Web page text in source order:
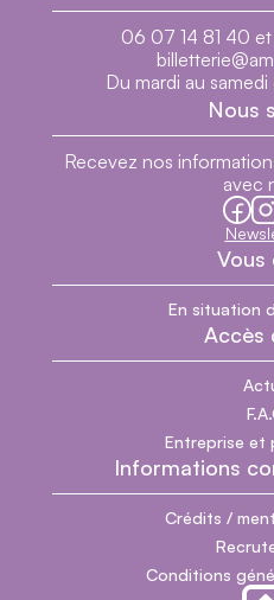
06 07 14 81 40
Du mardi au
Nous
Recevez nos
avec
Vous
En situation
Accès
Entreprise et
Informations
Crédits /
Conditions